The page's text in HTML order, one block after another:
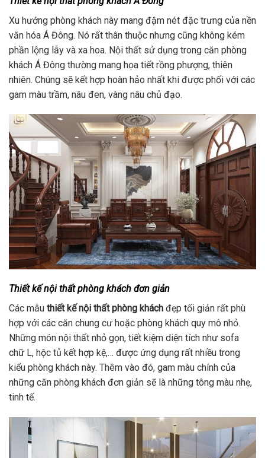
Xu hướng phòng khách này mang đậm nét đặc trưng của nền
văn hóa Á Đông. Nó rất thân thuộc nhưng cũng không kém
phần lộng lẫy và xa hoa. Nội thất sử dụng trong căn phòng
khách Á Đông thường mang họa tiết rồng phượng, thiên
nhiên. Chúng sẽ kết hợp hoàn hảo nhất khi được phối với các
gam màu trầm, nâu đen, vàng nâu chủ đạo.
Thiết kế nội thất phòng khách đơn giản
Các mẫu thiết kế nội thất phòng khách đẹp tối giản rất phù
hợp với các căn chung cư hoặc phòng khách quy mô nhỏ.
Những món nội thất nhỏ gọn, tiết kiệm diện tích như sofa
chữ L, hộc tủ kết hợp kệ,… được ứng dụng rất nhiều trong
kiểu phòng khách này. Thêm vào đó, gam màu chính của
những căn phòng khách đơn giản sẽ là những tông màu nhẹ,
tinh tế.